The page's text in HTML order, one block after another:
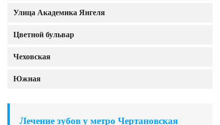
Лечение зубов у метро Чертановская
Улица Академика Янгеля
Цветной бульвар
Чеховская
Южная